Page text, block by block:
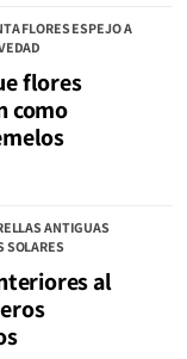
FLORES ESPEJO A
flores
como
ANTIGUAS
SOLARES
al